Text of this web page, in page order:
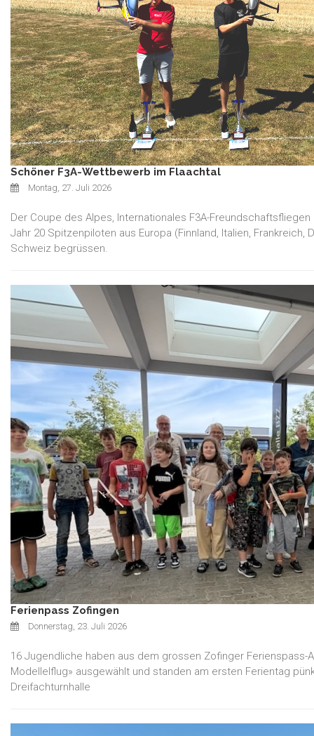
Schöner F3A-Wettbewerb im Flaachtal
Montag, 27. Juli 2026
Der Coupe des Alpes, Internationales F3A-
Jahr 20 Spitzenpiloten aus Europa (Finnland, Italien,
Schweiz begrüssen.
Ferienpass Zofingen
Donnerstag, 23. Juli 2026
16 Jugendliche haben aus dem grossen Zofinger Ferienspass-
Modellelflug» ausgewählt und standen am ersten Ferientag
Dreifachturnhalle